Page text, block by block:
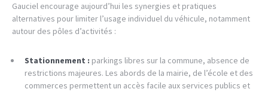
Gauciel encourage aujourd’hui les synergies et pratiques
alternatives pour limiter l’usage individuel du véhicule, notamment
autour des pôles d’activités :
Stationnement : parkings libres sur la commune, absence de
restrictions majeures. Les abords de la mairie, de l’école et des
commerces permettent un accès facile aux services publics et